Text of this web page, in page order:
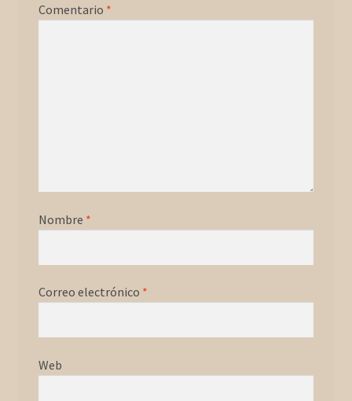
Comentario *
Nombre *
Correo electrónico *
Web